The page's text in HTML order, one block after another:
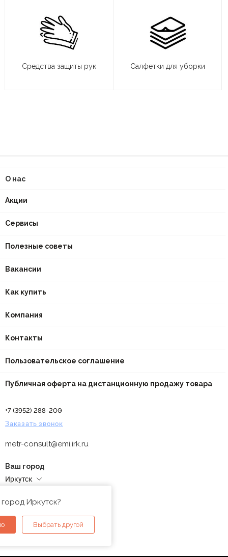
Средства защиты рук Салфетки для уборки
О нас
Акции
Сервисы
Полезные советы
Вакансии
Как купить
Компания
Контакты
Пользовательское соглашение
Публичная оферта на дистанционную продажу товара
+7 (3952) 288-200
Заказать звонок
metr-consult@emi.irk.ru
Ваш город
Иркутск
Иркутск?
Выбрать другой